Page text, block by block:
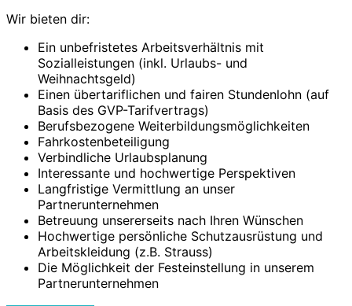
Wir bieten dir:
Ein unbefristetes Arbeitsverhältnis mit
Sozialleistungen (inkl. Urlaubs- und
Weihnachtsgeld)
Einen übertariflichen und fairen Stundenlohn (auf
Basis des GVP-Tarifvertrags)
Berufsbezogene Weiterbildungsmöglichkeiten
Fahrkostenbeteiligung
Verbindliche Urlaubsplanung
Interessante und hochwertige Perspektiven
Langfristige Vermittlung an unser
Partnerunternehmen
Betreuung unsererseits nach Ihren Wünschen
Hochwertige persönliche Schutzausrüstung und
Arbeitskleidung (z.B. Strauss)
Die Möglichkeit der Festeinstellung in unserem
Partnerunternehmen